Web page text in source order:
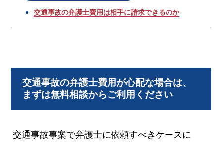
交通事故の弁護士費用は相手に請求できるのか
交通事故の弁護士費用が心配な場合は、
まずは無料相談からご利用ください
交通事故事案で弁護士に依頼すべきケースに